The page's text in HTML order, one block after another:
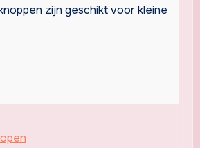
zijn geschikt voor kleine